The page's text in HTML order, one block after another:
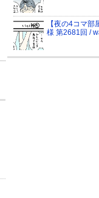
【夜の4コマ
様 第2681回 /